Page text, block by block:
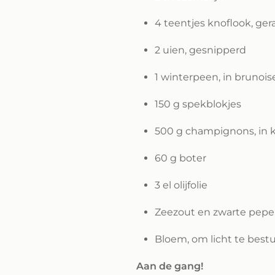
4 teentjes knoflook,
2 uien, gesnipperd
1 winterpeen, in
150 g spekblokjes
500 g champignons, in
60 g boter
3 el olijfolie
Zeezout en zwarte
Bloem, om licht te
Aan de gang!